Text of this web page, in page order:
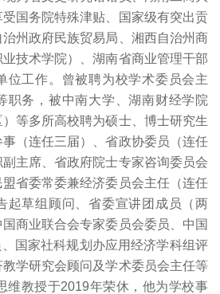
国务院特殊津贴、国家级有突出贡
州政府民族贸易局、湘西自治州商
技术学院）、湖南省商业管理干部
位工作。曾被聘为校学术委员会主
职务，被中南大学、湖南财经学院
）等多所高校聘为硕士、博士研究生
（连任三届）、省政协委员（连任
主席、省政府院士专家咨询委员会
省委常委兼经济委员会主任（连任
起草组顾问、省委宣讲团成员（两
商业联合会专家委员会委员、中国
国家社科规划办应用经济学科组评
学研究会顾问及学术委员会主任等
维教授于2019年荣休，他为学校事